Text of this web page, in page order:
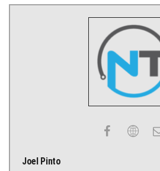
Joel Pinto